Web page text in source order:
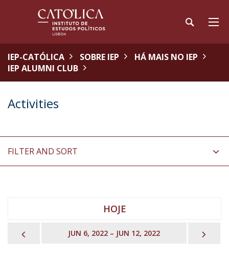
IEP-CATÓLICA SOBRE IEP
HÁ MAIS NO IEP
IEP ALUMNI CLUB
Activities
FILTER AND SORT
HOJE
PREVIOUSJUN 6, 2022 – JUN 12, 2022